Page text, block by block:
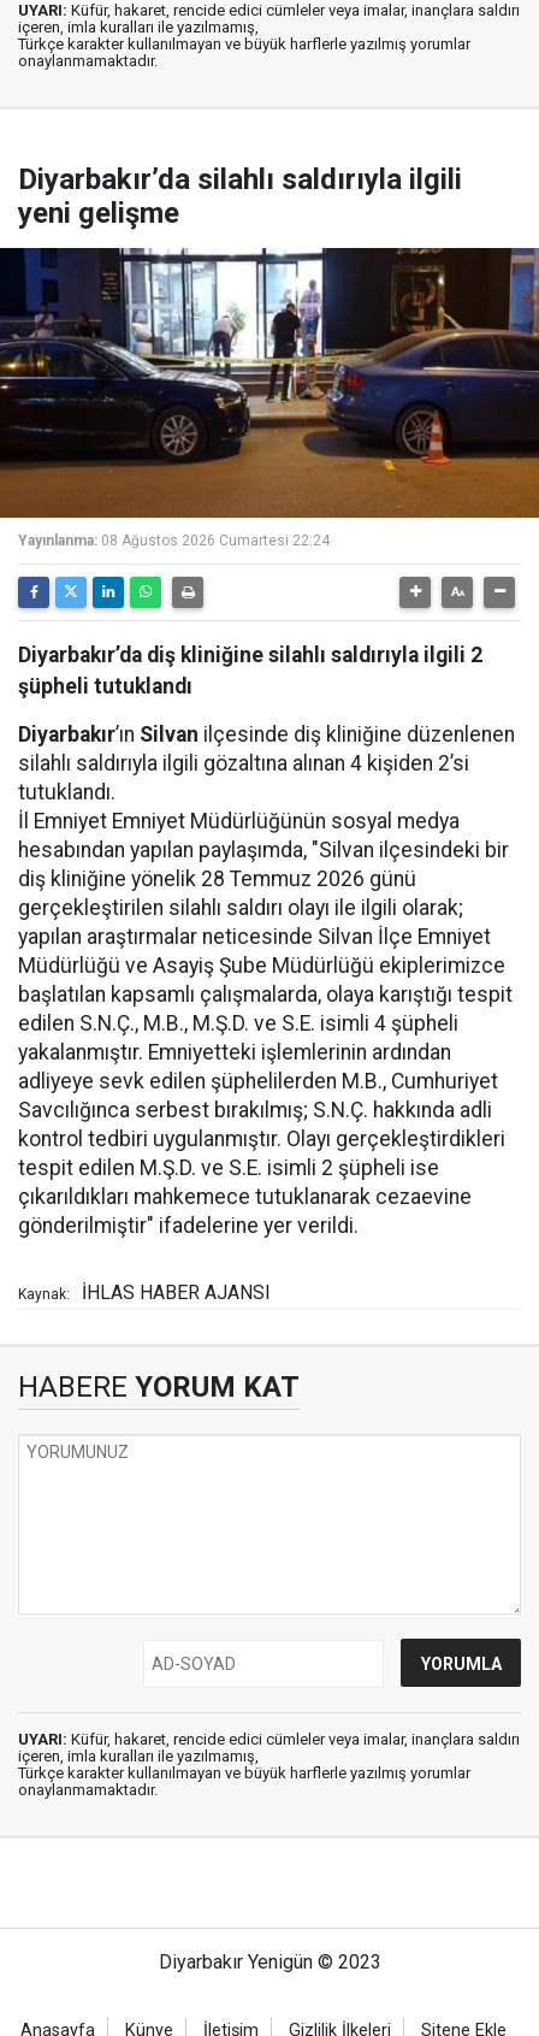
UYARI: Küfür, hakaret, rencide edici cümleler veya imalar, inançlara saldırı
içeren, imla kuralları ile yazılmamış,
Türkçe karakter kullanılmayan ve büyük harflerle yazılmış yorumlar
onaylanmamaktadır.
Diyarbakır’da silahlı saldırıyla ilgili
yeni gelişme
Yayınlanma: 08 Ağustos 2026 Cumartesi 22:24
Diyarbakır’da diş kliniğine silahlı saldırıyla ilgili 2
şüpheli tutuklandı
Diyarbakır’ın Silvan ilçesinde diş kliniğine düzenlenen
silahlı saldırıyla ilgili gözaltına alınan 4 kişiden 2’si
tutuklandı.
İl Emniyet Emniyet Müdürlüğünün sosyal medya
hesabından yapılan paylaşımda, "Silvan ilçesindeki bir
diş kliniğine yönelik 28 Temmuz 2026 günü
gerçekleştirilen silahlı saldırı olayı ile ilgili olarak;
yapılan araştırmalar neticesinde Silvan İlçe Emniyet
Müdürlüğü ve Asayiş Şube Müdürlüğü ekiplerimizce
başlatılan kapsamlı çalışmalarda, olaya karıştığı tespit
edilen S.N.Ç., M.B., M.Ş.D. ve S.E. isimli 4 şüpheli
yakalanmıştır. Emniyetteki işlemlerinin ardından
adliyeye sevk edilen şüphelilerden M.B., Cumhuriyet
Savcılığınca serbest bırakılmış; S.N.Ç. hakkında adli
kontrol tedbiri uygulanmıştır. Olayı gerçekleştirdikleri
tespit edilen M.Ş.D. ve S.E. isimli 2 şüpheli ise
çıkarıldıkları mahkemece tutuklanarak cezaevine
gönderilmiştir" ifadelerine yer verildi.
Kaynak: İHLAS HABER AJANSI
HABERE YORUM KAT
UYARI: Küfür, hakaret, rencide edici cümleler veya imalar, inançlara saldırı
içeren, imla kuralları ile yazılmamış,
Türkçe karakter kullanılmayan ve büyük harflerle yazılmış yorumlar
onaylanmamaktadır.
Diyarbakır Yenigün © 2023
Anasayfa Künye İletişim Gizlilik İlkeleri Sitene Ekle